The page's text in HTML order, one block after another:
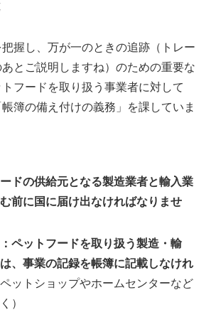
握し、万が一のときの追跡（トレー
とご説明しますね）のための重要な
フードを取り扱う事業者に対して
帳簿の備え付けの義務」を課していま
ドの供給元となる製造業者と輸入業
前に国に届け出なければなりませ
ペットフードを取り扱う製造・輸
、事業の記録を帳簿に記載しなけれ
ペットショップやホームセンターなど
）